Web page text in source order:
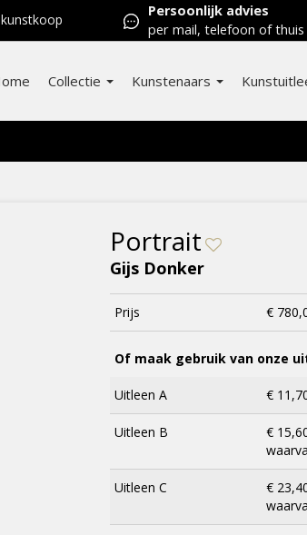
Persoonlijk advies
per mail, telefoon of thuis
Collectie Kunstenaars
Portrait
Gijs Donker
Prijs €
Of maak gebruik van onze
Uitleen A €
Uitleen B
€
Uitleen C
€